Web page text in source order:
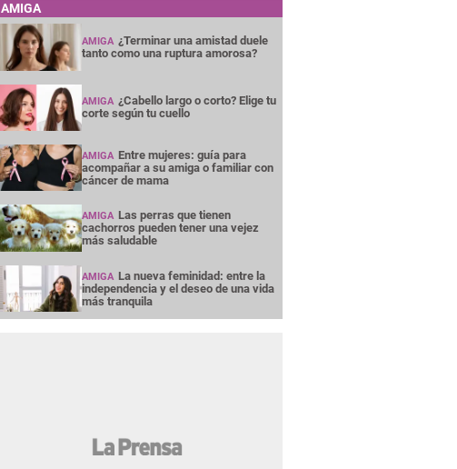
AMIGA
AMIGA ¿Terminar una amistad duele
tanto como una ruptura amorosa?
AMIGA ¿Cabello largo o corto? Elige tu
corte según tu cuello
AMIGA Entre mujeres: guía para
acompañar a su amiga o familiar con
cáncer de mama
AMIGA Las perras que tienen
cachorros pueden tener una vejez
más saludable
AMIGA La nueva feminidad: entre la
independencia y el deseo de una vida
más tranquila